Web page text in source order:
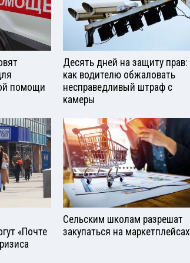
помощи
Десять дней на защиту прав:
как водителю обжаловать
несправедливый штраф с
камеры
«Почте
Сельским школам разрешат
закупаться на маркетплейсах